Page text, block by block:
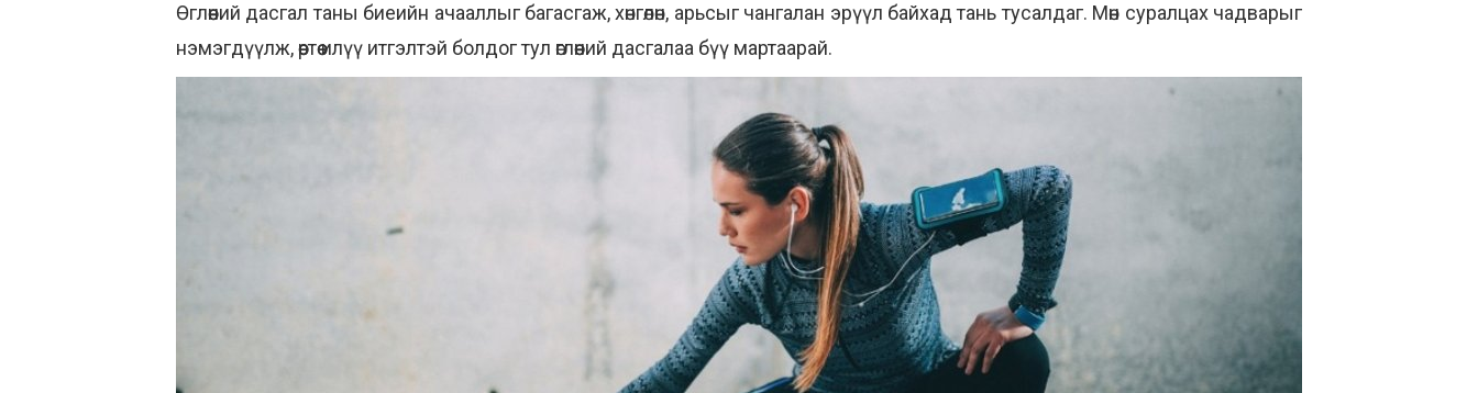
Өглөөний дасгал таны биеийн ачааллыг багасгаж, хөнгөлөн, арьсыг чангалан эрүүл байхад тань тусалдаг. Мөн суралцах чадварыг
нэмэгдүүлж, өөртөө илүү итгэлтэй болдог тул өглөөний дасгалаа бүү мартаарай.